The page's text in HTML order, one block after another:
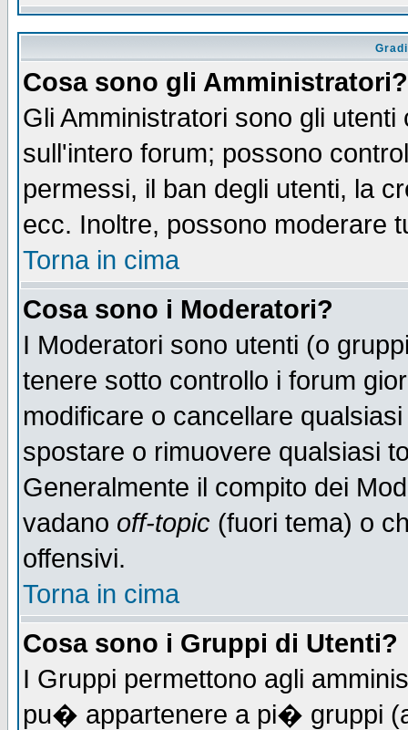
Cosa sono gli Amministratori?
Gli Amministratori sono gli
sull'intero forum; possono
permessi, il ban degli utenti, la
ecc. Inoltre, possono moderare
Torna in cima
Cosa sono i Moderatori?
I Moderatori sono utenti (o
tenere sotto controllo i forum
modificare o cancellare
spostare o rimuovere qualsiasi
Generalmente il compito dei
vadano off-topic (fuori tema) o
offensivi.
Torna in cima
Cosa sono i Gruppi di Utenti?
I Gruppi permettono agli
pu� appartenere a pi� gruppi